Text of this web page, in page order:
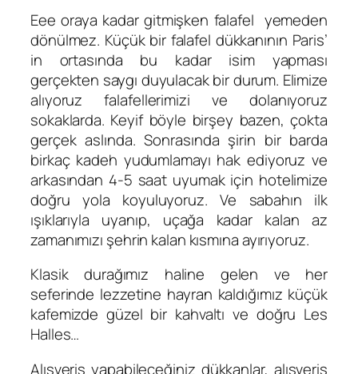
Eee oraya kadar gitmişken falafel yemeden
dönülmez. Küçük bir falafel dükkanının Paris’
in ortasında bu kadar isim yapması
gerçekten saygı duyulacak bir durum. Elimize
alıyoruz falafellerimizi ve dolanıyoruz
sokaklarda. Keyif böyle birşey bazen, çokta
gerçek aslında. Sonrasında şirin bir barda
birkaç kadeh yudumlamayı hak ediyoruz ve
arkasından 4-5 saat uyumak için hotelimize
doğru yola koyuluyoruz. Ve sabahın ilk
ışıklarıyla uyanıp, uçağa kadar kalan az
zamanımızı şehrin kalan kısmına ayırıyoruz.
Klasik durağımız haline gelen ve her
seferinde lezzetine hayran kaldığımız küçük
kafemizde güzel bir kahvaltı ve doğru Les
Halles…
Alışveriş yapabileceğiniz dükkanlar, alışveriş